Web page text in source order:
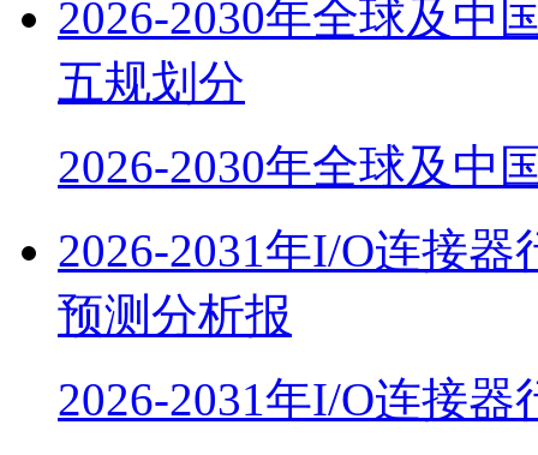
2026-2030年全球及中
五规划分
2026-2030年全球及中
2026-2031年I/O连接
预测分析报
2026-2031年I/O连接器